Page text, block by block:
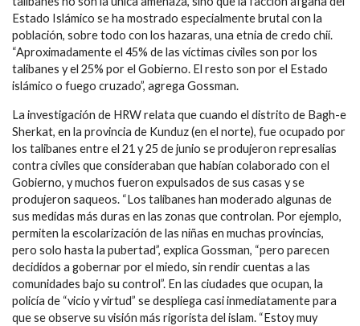
Estado Islámico se ha mostrado especialmente brutal con la
población, sobre todo con los hazaras, una etnia de credo chií.
“Aproximadamente el 45% de las víctimas civiles son por los
talibanes y el 25% por el Gobierno. El resto son por el Estado
islámico o fuego cruzado”, agrega Gossman.
La investigación de HRW relata que cuando el distrito de Bagh-e
Sherkat, en la provincia de Kunduz (en el norte), fue ocupado por
los talibanes entre el 21 y 25 de junio se produjeron represalias
contra civiles que consideraban que habían colaborado con el
Gobierno, y muchos fueron expulsados de sus casas y se
produjeron saqueos. “Los talibanes han moderado algunas de
sus medidas más duras en las zonas que controlan. Por ejemplo,
permiten la escolarización de las niñas en muchas provincias,
pero solo hasta la pubertad”, explica Gossman, “pero parecen
decididos a gobernar por el miedo, sin rendir cuentas a las
comunidades bajo su control”. En las ciudades que ocupan, la
policía de “vicio y virtud” se despliega casi inmediatamente para
que se observe su visión más rigorista del islam. “Estoy muy